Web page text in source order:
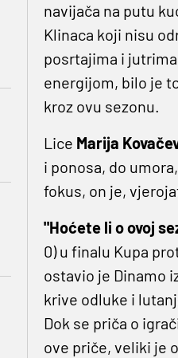
navijača na putu
Klinaca koji nisu
posrtajima i
energijom, bilo je
kroz ovu sezonu.
Lice Marija
i ponosa, do
fokus, on je,
"Hoćete li o ovoj
0) u finalu Kupa
ostavio je Dinamo
krive odluke i
Dok se priča o
ove priče, veliki je